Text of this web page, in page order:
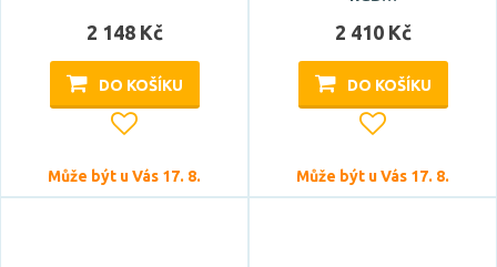
2 148 Kč
DO KOŠÍKU
Může být u Vás 17. 8.
2 410 Kč
DO KOŠÍKU
Může být u Vás 17. 8.